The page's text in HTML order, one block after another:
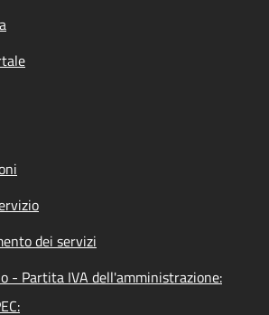
dei servizi
- Partita IVA dell'amministrazione: